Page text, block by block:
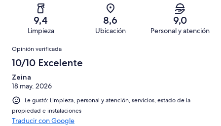
opiniones
opiniones
Terrible.
339
opiniones
9,4
Limpieza
8,6
Ubicación
9,0
Personal y atención
Opiniones
Opinión verificada
10/10 Excelente
Zeina
18 may. 2026
Le gustó: Limpieza, personal y atención, servicios, estado de la
propiedad e instalaciones
Traducir con Google